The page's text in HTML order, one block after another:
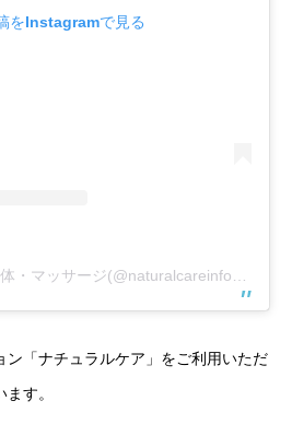
をInstagramで見る
ン「ナチュラルケア」をご利用いただ
す。